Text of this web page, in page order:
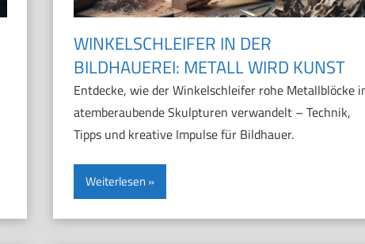
WINKELSCHLEIFER IN DER
BILDHAUEREI: METALL WIRD KUNST
Entdecke, wie der Winkelschleifer rohe Metallblöcke
atemberaubende Skulpturen verwandelt – Technik,
Tipps und kreative Impulse für Bildhauer.
Weiterlesen